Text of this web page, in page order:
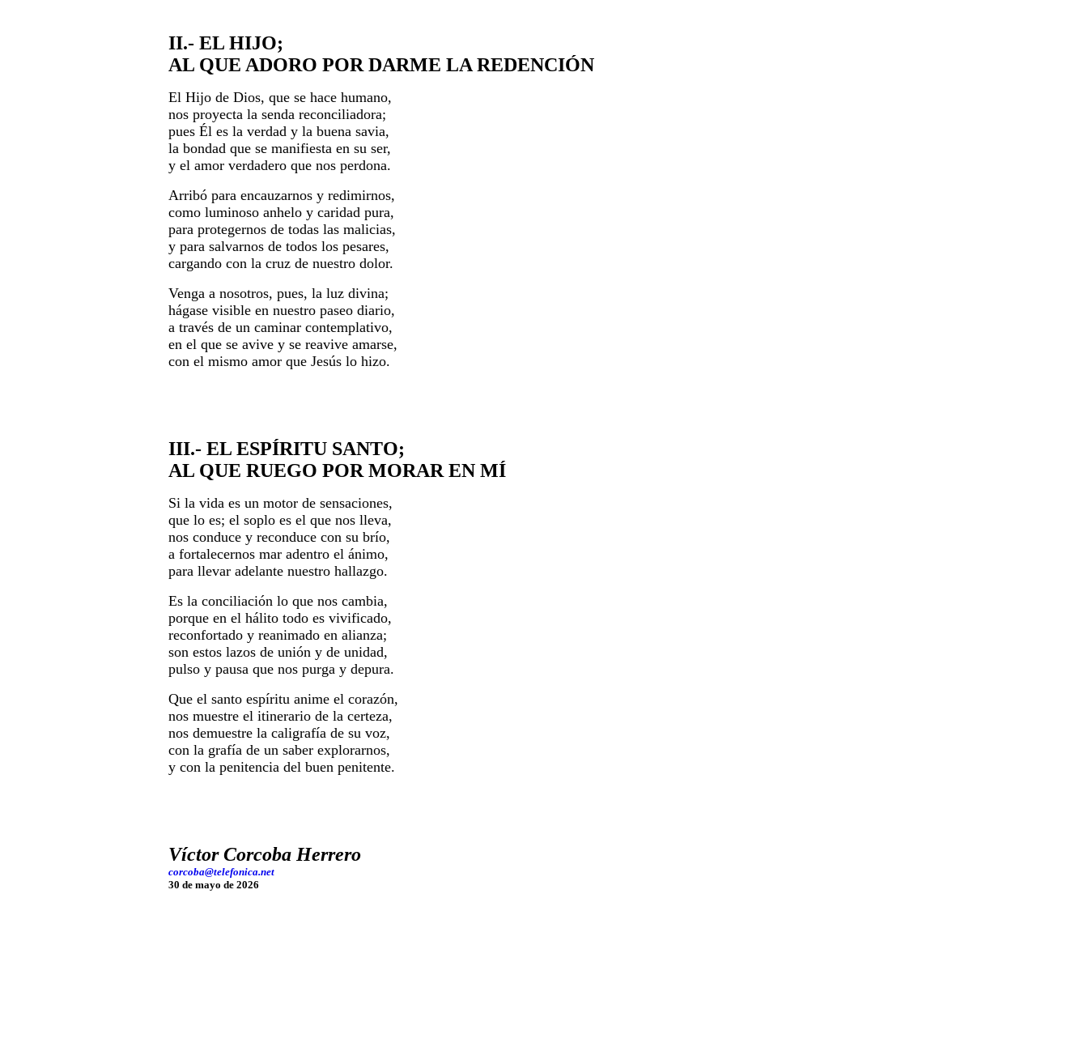
II.- EL HIJO;
AL QUE ADORO POR DARME LA REDENCIÓN
El Hijo de Dios, que se hace humano,
nos proyecta la senda reconciliadora;
pues Él es la verdad y la buena savia,
la bondad que se manifiesta en su ser,
y el amor verdadero que nos perdona.
Arribó para encauzarnos y redimirnos,
como luminoso anhelo y caridad pura,
para protegernos de todas las malicias,
y para salvarnos de todos los pesares,
cargando con la cruz de nuestro dolor.
Venga a nosotros, pues, la luz divina;
hágase visible en nuestro paseo diario,
a través de un caminar contemplativo,
en el que se avive y se reavive amarse,
con el mismo amor que Jesús lo hizo.
III.- EL ESPÍRITU SANTO;
AL QUE RUEGO POR MORAR EN MÍ
Si la vida es un motor de sensaciones,
que lo es; el soplo es el que nos lleva,
nos conduce y reconduce con su brío,
a fortalecernos mar adentro el ánimo,
para llevar adelante nuestro hallazgo.
Es la conciliación lo que nos cambia,
porque en el hálito todo es vivificado,
reconfortado y reanimado en alianza;
son estos lazos de unión y de unidad,
pulso y pausa que nos purga y depura.
Que el santo espíritu anime el corazón,
nos muestre el itinerario de la certeza,
nos demuestre la caligrafía de su voz,
con la grafía de un saber explorarnos,
y con la penitencia del buen penitente.
Víctor Corcoba Herrero
corcoba@telefonica.net
30 de mayo de 2026